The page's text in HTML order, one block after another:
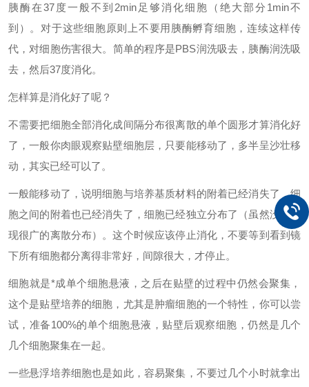
胰酶在37度一般不到2min足够消化细胞（绝大部分1min不
到）。对于这些细胞原则上不要用胰酶孵育细胞，连续这样传
代，对细胞伤害很大。简单的程序是PBS润洗吸去，胰酶润洗吸
去，然后37度消化。
怎样算是消化好了呢？
不需要把细胞全部消化成间隔分布很离散的单个圆形才算消化好
了，一般你肉眼观察贴壁细胞层，只要能移动了，多半呈沙壮移
动，其实已经可以了。
一般能移动了，说明细胞与培养基质材料的附着已经消失了，细
胞之间的附着也已经消失了，细胞已经独立分布了（虽然没有呈
现很广的离散分布）。这个时候应该停止消化，不要等到看到镜
下所有细胞都分离得非常好，间隙很大，才停止。
细胞就是*成单个细胞悬液，之后在贴壁的过程中仍然会聚集，
这个是贴壁培养的细胞，尤其是肿瘤细胞的一个特性，你可以尝
试，准备100%的单个细胞悬液，贴壁后观察细胞，仍然是几个
几个细胞聚集在一起。
一些悬浮培养细胞也是如此，容易聚集，不要过几个小时就拿出